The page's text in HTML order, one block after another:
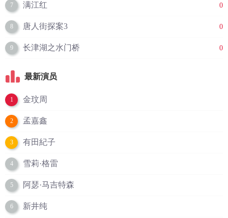
7 满江红 0
8 唐人街探案3 0
9 长津湖之水门桥 0
最新演员
1 金玟周
2 孟嘉鑫
3 有田紀子
4 雪莉·格雷
5 阿瑟·马吉特森
6 新井纯